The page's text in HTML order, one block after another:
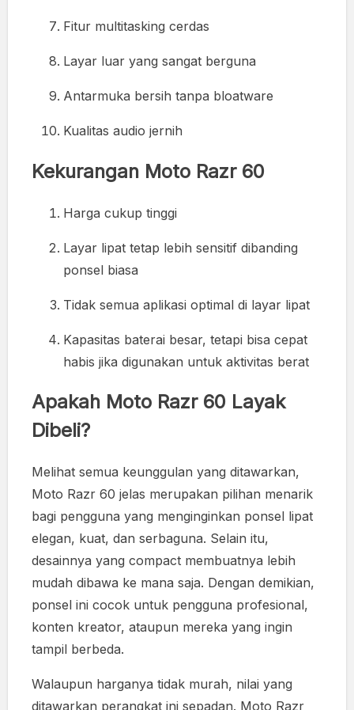
Fitur multitasking cerdas
Layar luar yang sangat berguna
Antarmuka bersih tanpa bloatware
Kualitas audio jernih
Kekurangan Moto Razr 60
Harga cukup tinggi
Layar lipat tetap lebih sensitif dibanding
ponsel biasa
Tidak semua aplikasi optimal di layar lipat
Kapasitas baterai besar, tetapi bisa cepat
habis jika digunakan untuk aktivitas berat
Apakah Moto Razr 60 Layak
Dibeli?
Melihat semua keunggulan yang ditawarkan,
Moto Razr 60 jelas merupakan pilihan menarik
bagi pengguna yang menginginkan ponsel lipat
elegan, kuat, dan serbaguna. Selain itu,
desainnya yang compact membuatnya lebih
mudah dibawa ke mana saja. Dengan demikian,
ponsel ini cocok untuk pengguna profesional,
konten kreator, ataupun mereka yang ingin
tampil berbeda.
Walaupun harganya tidak murah, nilai yang
ditawarkan perangkat ini sepadan. Moto Razr